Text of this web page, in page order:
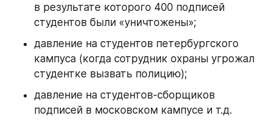
в результате которого 400 подписей
студентов были «уничтожены»;
давление на студентов петербургского
кампуса (когда сотрудник охраны угрожал
студентке вызвать полицию);
давление на студентов-сборщиков
подписей в московском кампусе и т.д.